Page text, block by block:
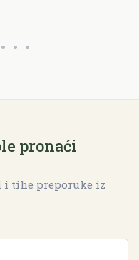
pronaći
i tihe preporuke iz